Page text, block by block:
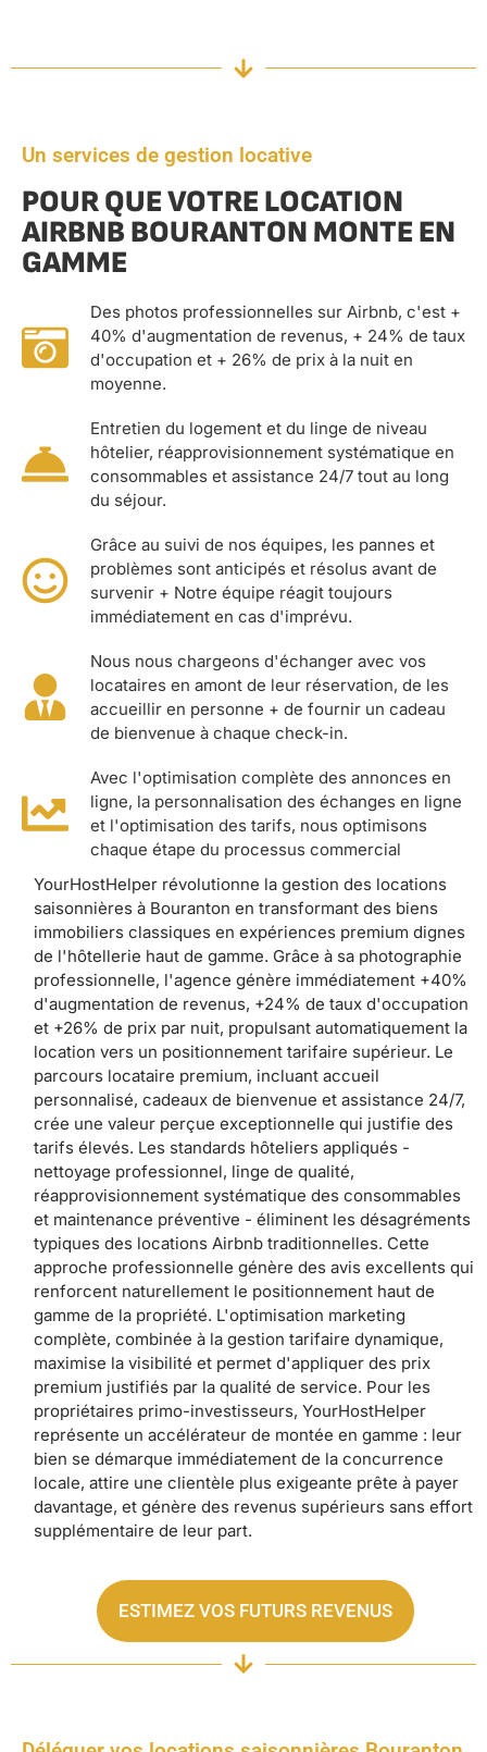
Un services de gestion locative
POUR QUE VOTRE LOCATION
AIRBNB BOURANTON MONTE EN
GAMME
Des photos professionnelles sur Airbnb, c'est +
40% d'augmentation de revenus, + 24% de taux
d'occupation et + 26% de prix à la nuit en
moyenne.
Entretien du logement et du linge de niveau
hôtelier, réapprovisionnement systématique en
consommables et assistance 24/7 tout au long
du séjour.
Grâce au suivi de nos équipes, les pannes et
problèmes sont anticipés et résolus avant de
survenir + Notre équipe réagit toujours
immédiatement en cas d'imprévu.
Nous nous chargeons d'échanger avec vos
locataires en amont de leur réservation, de les
accueillir en personne + de fournir un cadeau
de bienvenue à chaque check-in.
Avec l'optimisation complète des annonces en
ligne, la personnalisation des échanges en ligne
et l'optimisation des tarifs, nous optimisons
chaque étape du processus commercial
YourHostHelper révolutionne la gestion des locations
saisonnières à Bouranton en transformant des biens
immobiliers classiques en expériences premium dignes
de l'hôtellerie haut de gamme. Grâce à sa photographie
professionnelle, l'agence génère immédiatement +40%
d'augmentation de revenus, +24% de taux d'occupation
et +26% de prix par nuit, propulsant automatiquement la
location vers un positionnement tarifaire supérieur. Le
parcours locataire premium, incluant accueil
personnalisé, cadeaux de bienvenue et assistance 24/7,
crée une valeur perçue exceptionnelle qui justifie des
tarifs élevés. Les standards hôteliers appliqués -
nettoyage professionnel, linge de qualité,
réapprovisionnement systématique des consommables
et maintenance préventive - éliminent les désagréments
typiques des locations Airbnb traditionnelles. Cette
approche professionnelle génère des avis excellents qui
renforcent naturellement le positionnement haut de
gamme de la propriété. L'optimisation marketing
complète, combinée à la gestion tarifaire dynamique,
maximise la visibilité et permet d'appliquer des prix
premium justifiés par la qualité de service. Pour les
propriétaires primo-investisseurs, YourHostHelper
représente un accélérateur de montée en gamme : leur
bien se démarque immédiatement de la concurrence
locale, attire une clientèle plus exigeante prête à payer
davantage, et génère des revenus supérieurs sans effort
supplémentaire de leur part.
ESTIMEZ VOS FUTURS REVENUS